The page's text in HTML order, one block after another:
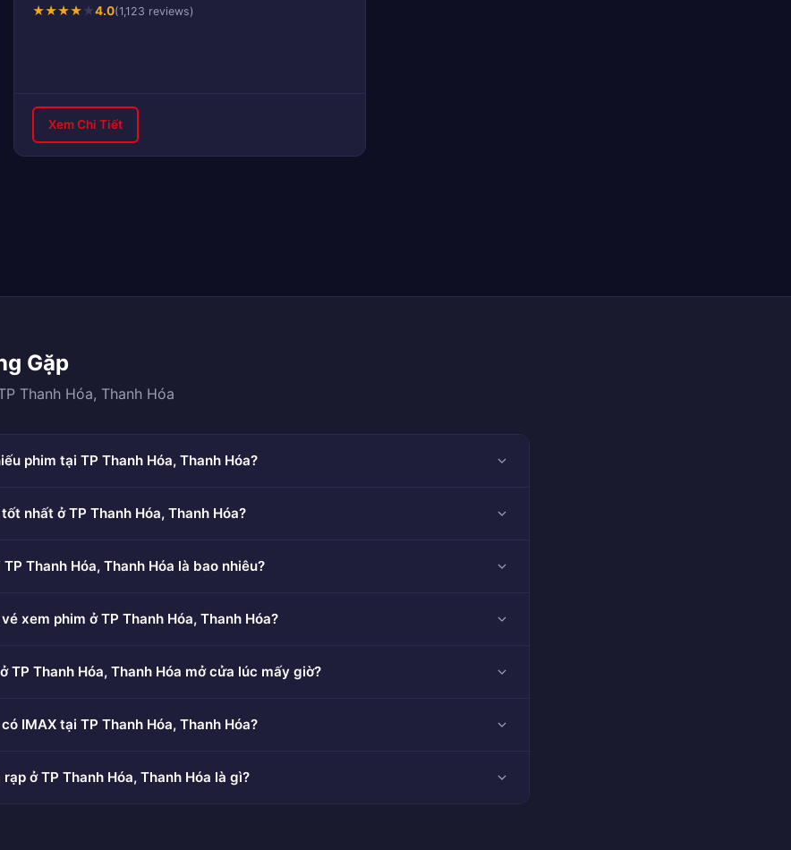
★★★★★4.0(1,123 reviews)
Xem Chi Tiết
Gặp
Thanh Hóa, Thanh Hóa
phim tại TP Thanh Hóa, Thanh Hóa?
nhất ở TP Thanh Hóa, Thanh Hóa?
Thanh Hóa, Thanh Hóa là bao nhiêu?
xem phim ở TP Thanh Hóa, Thanh Hóa?
TP Thanh Hóa, Thanh Hóa mở cửa lúc mấy giờ?
IMAX tại TP Thanh Hóa, Thanh Hóa?
ở TP Thanh Hóa, Thanh Hóa là gì?